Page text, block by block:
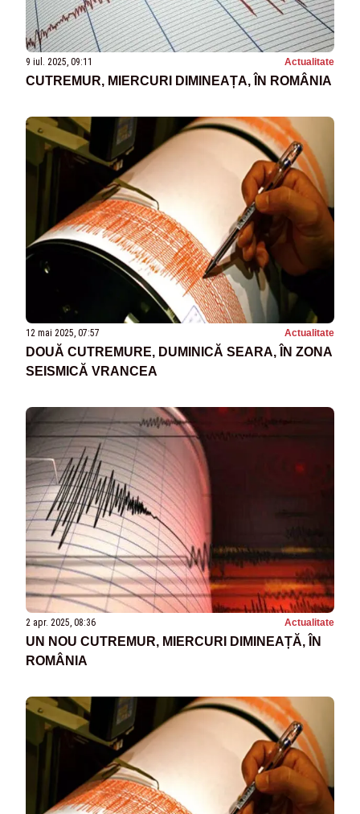
9 iul. 2025, 09:11 Actualitate
CUTREMUR, MIERCURI DIMINEAȚA, ÎN ROMÂNIA
12 mai 2025, 07:57 Actualitate
DOUĂ CUTREMURE, DUMINICĂ SEARA, ÎN ZONA
SEISMICĂ VRANCEA
2 apr. 2025, 08:36 Actualitate
UN NOU CUTREMUR, MIERCURI DIMINEAȚĂ, ÎN
ROMÂNIA